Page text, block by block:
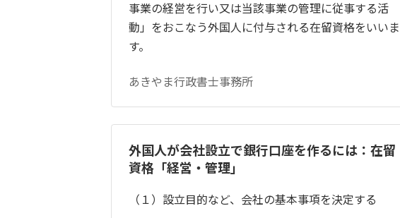
事業の経営を行い又は当該事業の管理に従事する活
動」をおこなう外国人に付与される在留資格をいいま
す。
あきやま行政書士事務所
外国人が会社設立で銀行口座を作るには：在留
資格「経営・管理」
（１）設立目的など、会社の基本事項を決定する